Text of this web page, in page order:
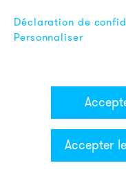
Déclaration de
Personnaliser
Accepter